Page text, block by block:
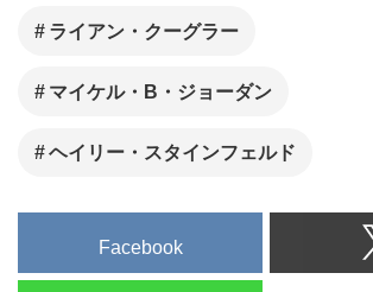
ライアン・クーグラー
マイケル・B・ジョーダン
ヘイリー・スタインフェルド
Facebook